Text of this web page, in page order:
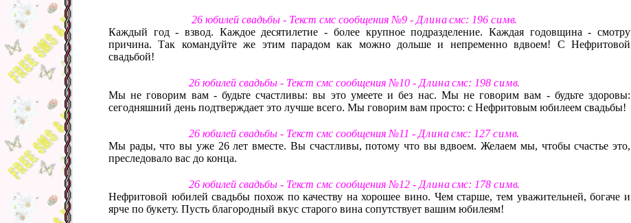
26 юбилей свадьбы - Текст смс сообщения №9 - Д л и н асмс: 196 с и м в.
Каждый год - взвод. Каждое десятилетие - более крупное подразделение. Каждая годовщина - смотру
причина. Так командуйте же этим парадом как можно дольше и непременно вдвоем! С Нефритовой
свадьбой!
26 юбилей свадьбы - Текст смс сообщения №10 - Д л и н асмс: 198 с и м в.
Мы не говорим вам - будьте счастливы: вы это умеете и без нас. Мы не говорим вам - будьте здоровы:
сегодняшний день подтверждает это лучше всего. Мы говорим вам просто: с Нефритовым юбилеем свадьбы!
26 юбилей свадьбы - Текст смс сообщения №11 - Д л и н асмс: 127с и м в.
Мы рады, что вы уже 26 лет вместе. Вы счастливы, потому что вы вдвоем. Желаем мы, чтобы счастье это,
преследовало вас до конца.
26 юбилей свадьбы - Текст смс сообщения №12 - Д л и н асмс: 178 с и м в.
Нефритовой юбилей свадьбы похож по качеству на хорошее вино. Чем старше, тем уважительней, богаче и
ярче по букету. Пусть благородный вкус старого вина сопутствует вашим юбилеям!